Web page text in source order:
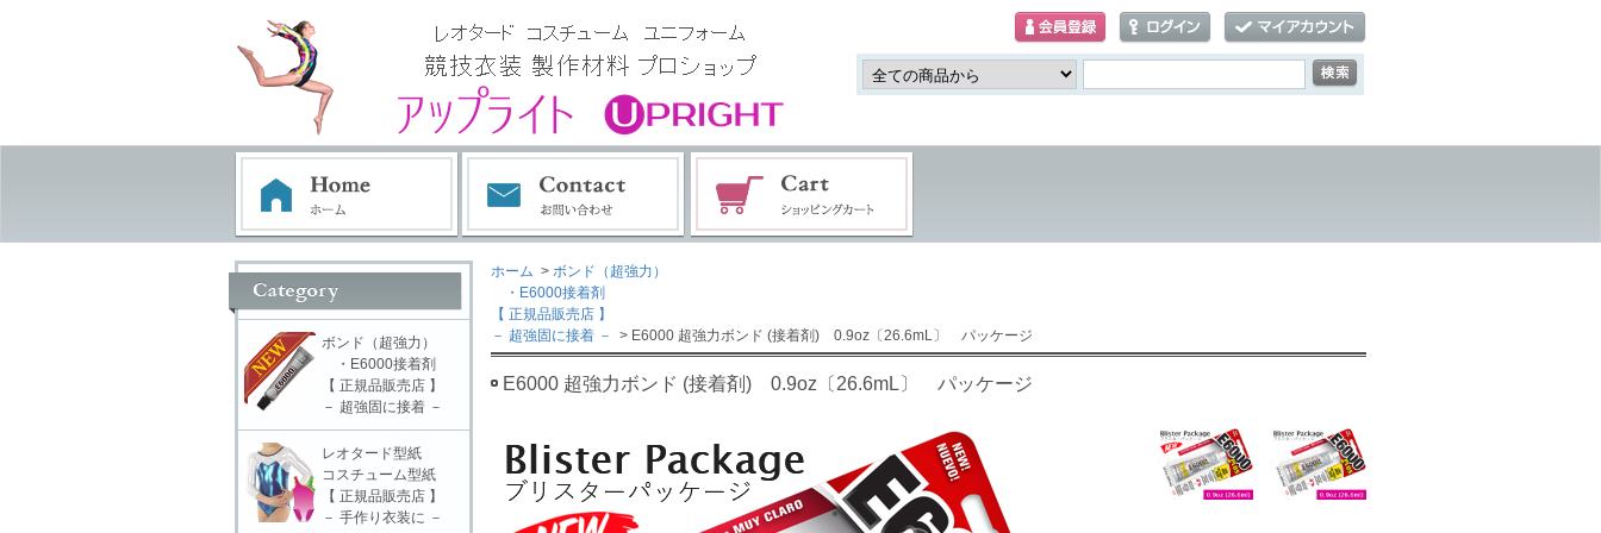
ホーム > ボンド（超強力）
・E6000接着剤
【 正規品販売店 】
－ 超強固に接着 －
> E6000 超強力ボンド (接着剤) 0.9oz〔26.6mL〕 パッケージ
E6000 超強力ボンド (接着剤) 0.9oz〔26.6mL〕 パッケージ
ボンド（超強力）
・E6000接着剤
【 正規品販売店 】
－ 超強固に接着 －
レオタード型紙
コスチューム型紙
【 正規品販売店 】
－ 手作り衣装に －